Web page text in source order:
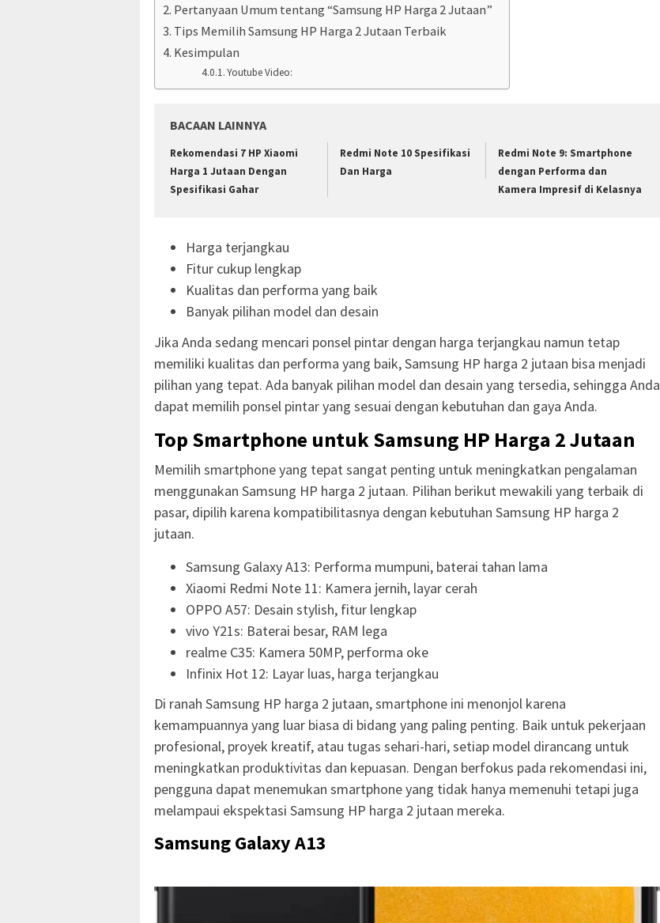
Pertanyaan Umum tentang “Samsung HP Harga 2 Jutaan”
Tips Memilih Samsung HP Harga 2 Jutaan Terbaik
Kesimpulan
Youtube Video:
BACAAN LAINNYA
Rekomendasi 7 HP Xiaomi
Harga 1 Jutaan Dengan
Spesifikasi Gahar
Redmi Note 10 Spesifikasi
Dan Harga
Redmi Note 9: Smartphone
dengan Performa dan
Kamera Impresif di Kelasnya
Harga terjangkau
Fitur cukup lengkap
Kualitas dan performa yang baik
Banyak pilihan model dan desain
Jika Anda sedang mencari ponsel pintar dengan harga terjangkau namun tetap
memiliki kualitas dan performa yang baik, Samsung HP harga 2 jutaan bisa menjadi
pilihan yang tepat. Ada banyak pilihan model dan desain yang tersedia, sehingga Anda
dapat memilih ponsel pintar yang sesuai dengan kebutuhan dan gaya Anda.
Top Smartphone untuk Samsung HP Harga 2 Jutaan
Memilih smartphone yang tepat sangat penting untuk meningkatkan pengalaman
menggunakan Samsung HP harga 2 jutaan. Pilihan berikut mewakili yang terbaik di
pasar, dipilih karena kompatibilitasnya dengan kebutuhan Samsung HP harga 2
jutaan.
Samsung Galaxy A13: Performa mumpuni, baterai tahan lama
Xiaomi Redmi Note 11: Kamera jernih, layar cerah
OPPO A57: Desain stylish, fitur lengkap
vivo Y21s: Baterai besar, RAM lega
realme C35: Kamera 50MP, performa oke
Infinix Hot 12: Layar luas, harga terjangkau
Di ranah Samsung HP harga 2 jutaan, smartphone ini menonjol karena
kemampuannya yang luar biasa di bidang yang paling penting. Baik untuk pekerjaan
profesional, proyek kreatif, atau tugas sehari-hari, setiap model dirancang untuk
meningkatkan produktivitas dan kepuasan. Dengan berfokus pada rekomendasi ini,
pengguna dapat menemukan smartphone yang tidak hanya memenuhi tetapi juga
melampaui ekspektasi Samsung HP harga 2 jutaan mereka.
Samsung Galaxy A13